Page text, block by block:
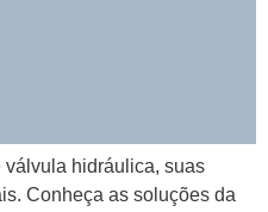
válvula hidráulica, suas
Conheça as soluções da